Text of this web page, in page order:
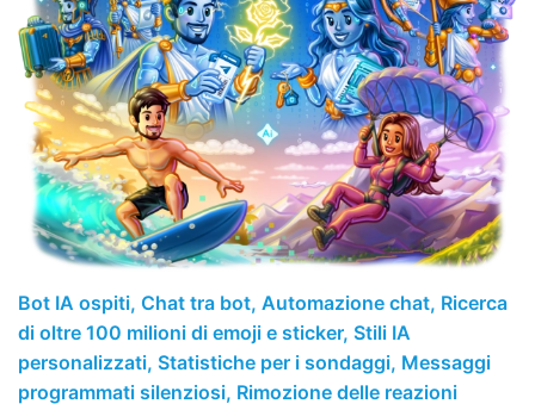
Bot IA ospiti, Chat tra bot, Automazione chat, Ricerca
di oltre 100 milioni di emoji e sticker, Stili IA
personalizzati, Statistiche per i sondaggi, Messaggi
programmati silenziosi, Rimozione delle reazioni